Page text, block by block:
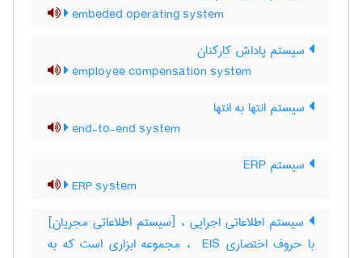
embeded operating system
سیستم پاداش کارکنان
employee compensation system
سیستم انتها به انتها
end-to-end system
سیستم ERP
ERP system
سیستم اطلاعاتی اجرایی ، [سیستم اطلاعاتی مجریان]
با حروف اختصاری ‎ EIS ، مجموعه ابزاری است که به